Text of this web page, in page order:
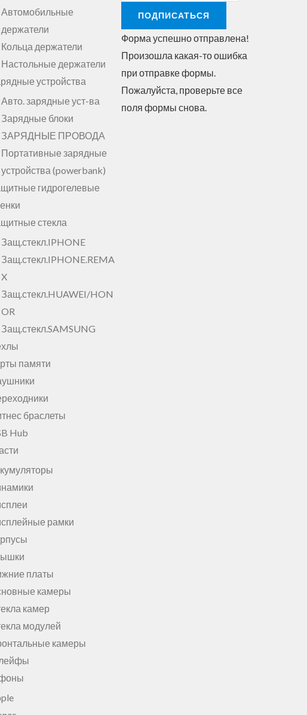
Автомобильные
держатели
Кольца держатели
Настольные держатели
устройства
Авто. зарядные уст-ва
Зарядные блоки
ЗАРЯДНЫЕ ПРОВОДА
Портативные зарядные
устройства (powerbank)
гидрогелевые
стекла
Защ.стекл.IPHONE
Защ.стекл.IPHONE.REMA
X
Защ.стекл.HUAWEI/HON
OR
Защ.стекл.SAMSUNG
памяти
браслеты
Hub
рамки
платы
камеры
камер
модулей
камеры
ПОДПИСАТЬСЯ
Форма успешно отправлена!
Произошла какая-то ошибка
при отправке формы.
Пожалуйста, проверьте все
поля формы снова.